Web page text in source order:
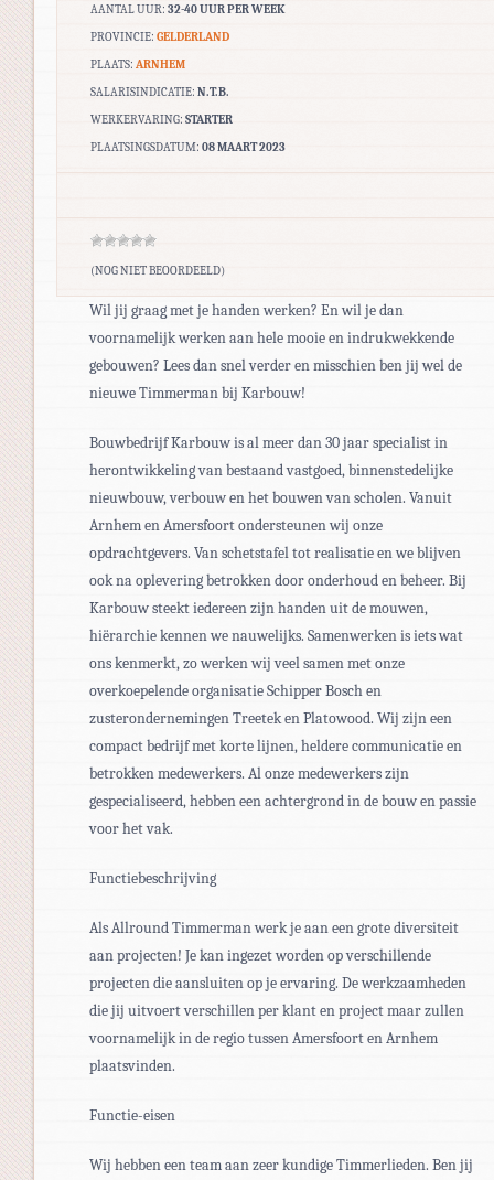
AANTAL UUR: 32-40 UUR PER WEEK
PROVINCIE: GELDERLAND
PLAATS: ARNHEM
SALARISINDICATIE: N.T.B.
WERKERVARING: STARTER
PLAATSINGSDATUM: 08 MAART 2023
(NOG NIET BEOORDEELD)
Wil jij graag met je handen werken? En wil je dan
voornamelijk werken aan hele mooie en indrukwekkende
gebouwen? Lees dan snel verder en misschien ben jij wel de
nieuwe Timmerman bij Karbouw!
Bouwbedrijf Karbouw is al meer dan 30 jaar specialist in
herontwikkeling van bestaand vastgoed, binnenstedelijke
nieuwbouw, verbouw en het bouwen van scholen. Vanuit
Arnhem en Amersfoort ondersteunen wij onze
opdrachtgevers. Van schetstafel tot realisatie en we blijven
ook na oplevering betrokken door onderhoud en beheer. Bij
Karbouw steekt iedereen zijn handen uit de mouwen,
hiërarchie kennen we nauwelijks. Samenwerken is iets wat
ons kenmerkt, zo werken wij veel samen met onze
overkoepelende organisatie Schipper Bosch en
zusterondernemingen Treetek en Platowood. Wij zijn een
compact bedrijf met korte lijnen, heldere communicatie en
betrokken medewerkers. Al onze medewerkers zijn
gespecialiseerd, hebben een achtergrond in de bouw en passie
voor het vak.
Functiebeschrijving
Als Allround Timmerman werk je aan een grote diversiteit
aan projecten! Je kan ingezet worden op verschillende
projecten die aansluiten op je ervaring. De werkzaamheden
die jij uitvoert verschillen per klant en project maar zullen
voornamelijk in de regio tussen Amersfoort en Arnhem
plaatsvinden.
Functie-eisen
Wij hebben een team aan zeer kundige Timmerlieden. Ben jij